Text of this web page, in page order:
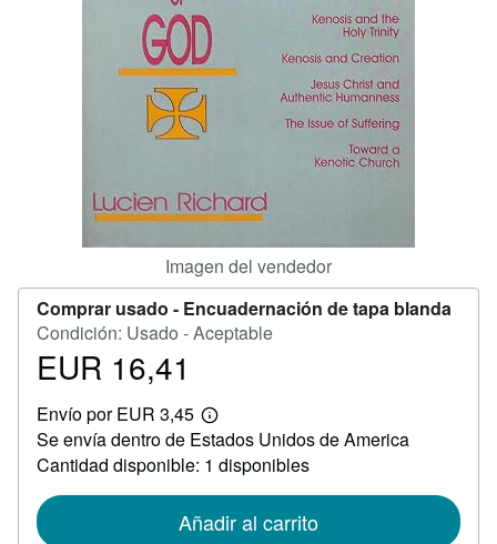
Imagen del vendedor
Comprar usado - Encuadernación de tapa blanda
Condición: Usado - Aceptable
Precio
16,41
EUR 16,41
Envío por EUR 3,45
Más
información
sobre
las
envío
Se envía dentro de Estados Unidos de America
Cantidad disponible: 1 disponibles
Añadir al carrito